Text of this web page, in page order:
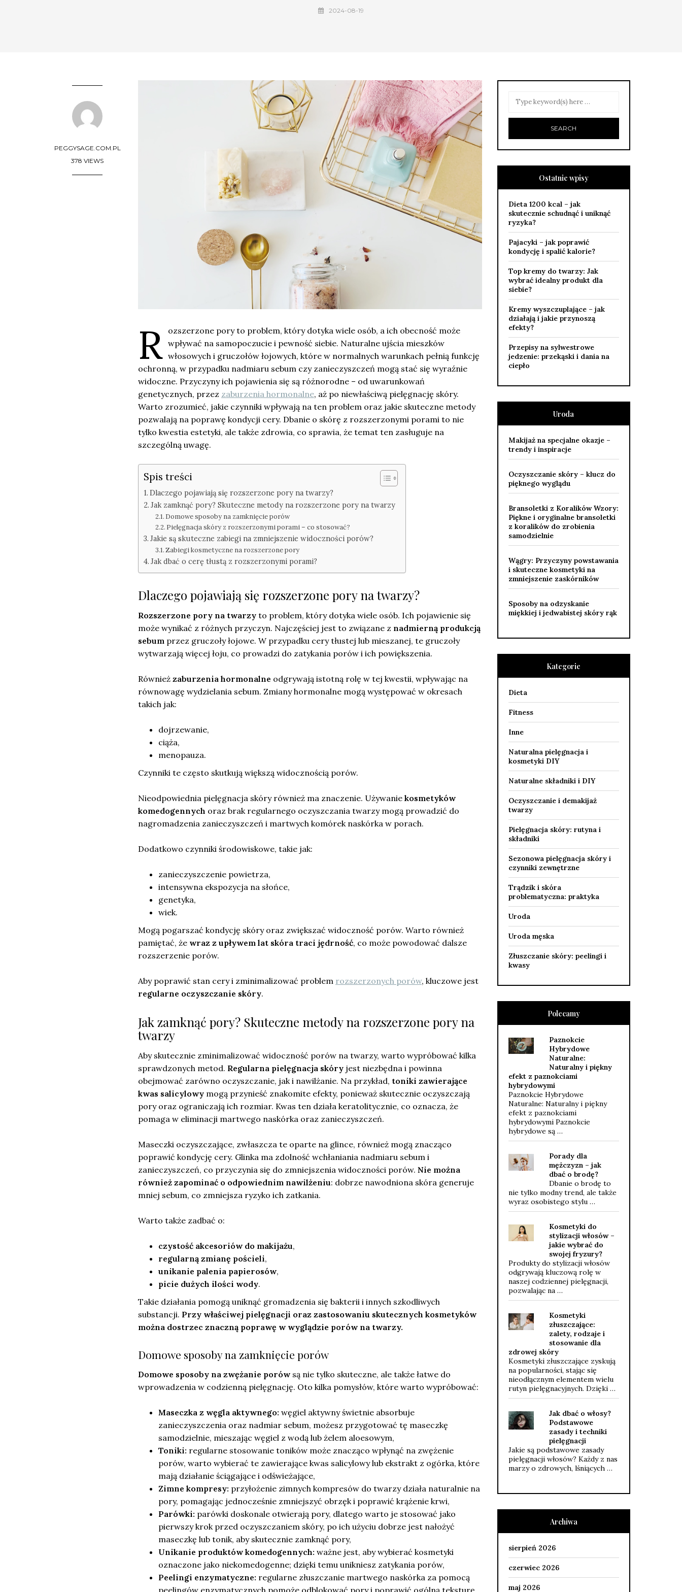
2024-08-19
PEGGYSAGE.COM.PL
378 VIEWS
R ozszerzone pory to problem, który dotyka wiele osób, a ich obecność może
wpływać na samopoczucie i pewność siebie. Naturalne ujścia mieszków
włosowych i gruczołów łojowych, które w normalnych warunkach pełnią funkcję
ochronną, w przypadku nadmiaru sebum czy zanieczyszczeń mogą stać się wyraźnie
widoczne. Przyczyny ich pojawienia się są różnorodne – od uwarunkowań
genetycznych, przez zaburzenia hormonalne, aż po niewłaściwą pielęgnację skóry.
Warto zrozumieć, jakie czynniki wpływają na ten problem oraz jakie skuteczne metody
pozwalają na poprawę kondycji cery. Dbanie o skórę z rozszerzonymi porami to nie
tylko kwestia estetyki, ale także zdrowia, co sprawia, że temat ten zasługuje na
szczególną uwagę.
Spis treści
Dlaczego pojawiają się rozszerzone pory na twarzy?
Jak zamknąć pory? Skuteczne metody na rozszerzone pory na twarzy
Domowe sposoby na zamknięcie porów
Pielęgnacja skóry z rozszerzonymi porami – co stosować?
Jakie są skuteczne zabiegi na zmniejszenie widoczności porów?
Zabiegi kosmetyczne na rozszerzone pory
Jak dbać o cerę tłustą z rozszerzonymi porami?
Dlaczego pojawiają się rozszerzone pory na twarzy?
Rozszerzone pory na twarzy to problem, który dotyka wiele osób. Ich pojawienie się
może wynikać z różnych przyczyn. Najczęściej jest to związane z nadmierną produkcją
sebum przez gruczoły łojowe. W przypadku cery tłustej lub mieszanej, te gruczoły
wytwarzają więcej łoju, co prowadzi do zatykania porów i ich powiększenia.
Również zaburzenia hormonalne odgrywają istotną rolę w tej kwestii, wpływając na
równowagę wydzielania sebum. Zmiany hormonalne mogą występować w okresach
takich jak:
dojrzewanie,
ciąża,
menopauza.
Czynniki te często skutkują większą widocznością porów.
Nieodpowiednia pielęgnacja skóry również ma znaczenie. Używanie kosmetyków
komedogennych oraz brak regularnego oczyszczania twarzy mogą prowadzić do
nagromadzenia zanieczyszczeń i martwych komórek naskórka w porach.
Dodatkowo czynniki środowiskowe, takie jak:
zanieczyszczenie powietrza,
intensywna ekspozycja na słońce,
genetyka,
wiek.
Mogą pogarszać kondycję skóry oraz zwiększać widoczność porów. Warto również
pamiętać, że wraz z upływem lat skóra traci jędrność, co może powodować dalsze
rozszerzenie porów.
Aby poprawić stan cery i zminimalizować problem rozszerzonych porów, kluczowe jest
regularne oczyszczanie skóry.
Jak zamknąć pory? Skuteczne metody na rozszerzone pory na
twarzy
Aby skutecznie zminimalizować widoczność porów na twarzy, warto wypróbować kilka
sprawdzonych metod. Regularna pielęgnacja skóry jest niezbędna i powinna
obejmować zarówno oczyszczanie, jak i nawilżanie. Na przykład, toniki zawierające
kwas salicylowy mogą przynieść znakomite efekty, ponieważ skutecznie oczyszczają
pory oraz ograniczają ich rozmiar. Kwas ten działa keratolitycznie, co oznacza, że
pomaga w eliminacji martwego naskórka oraz zanieczyszczeń.
Maseczki oczyszczające, zwłaszcza te oparte na glince, również mogą znacząco
poprawić kondycję cery. Glinka ma zdolność wchłaniania nadmiaru sebum i
zanieczyszczeń, co przyczynia się do zmniejszenia widoczności porów. Nie można
również zapominać o odpowiednim nawilżeniu: dobrze nawodniona skóra generuje
mniej sebum, co zmniejsza ryzyko ich zatkania.
Warto także zadbać o:
czystość akcesoriów do makijażu,
regularną zmianę pościeli,
unikanie palenia papierosów,
picie dużych ilości wody.
Takie działania pomogą uniknąć gromadzenia się bakterii i innych szkodliwych
substancji. Przy właściwej pielęgnacji oraz zastosowaniu skutecznych kosmetyków
można dostrzec znaczną poprawę w wyglądzie porów na twarzy.
Domowe sposoby na zamknięcie porów
Domowe sposoby na zwężanie porów są nie tylko skuteczne, ale także łatwe do
wprowadzenia w codzienną pielęgnację. Oto kilka pomysłów, które warto wypróbować:
Maseczka z węgla aktywnego: węgiel aktywny świetnie absorbuje
zanieczyszczenia oraz nadmiar sebum, możesz przygotować tę maseczkę
samodzielnie, mieszając węgiel z wodą lub żelem aloesowym,
Toniki: regularne stosowanie toników może znacząco wpłynąć na zwężenie
porów, warto wybierać te zawierające kwas salicylowy lub ekstrakt z ogórka, które
mają działanie ściągające i odświeżające,
Zimne kompresy: przyłożenie zimnych kompresów do twarzy działa naturalnie na
pory, pomagając jednocześnie zmniejszyć obrzęk i poprawić krążenie krwi,
Parówki: parówki doskonale otwierają pory, dlatego warto je stosować jako
pierwszy krok przed oczyszczaniem skóry, po ich użyciu dobrze jest nałożyć
maseczkę lub tonik, aby skutecznie zamknąć pory,
Unikanie produktów komedogennych: ważne jest, aby wybierać kosmetyki
oznaczone jako niekomedogenne; dzięki temu unikniesz zatykania porów,
Peelingi enzymatyczne: regularne złuszczanie martwego naskórka za pomocą
Ostatnie wpisy
Dieta 1200 kcal – jak
skutecznie schudnąć i uniknąć
ryzyka?
Pajacyki – jak poprawić
kondycję i spalić kalorie?
Top kremy do twarzy: Jak
wybrać idealny produkt dla
siebie?
Kremy wyszczuplające – jak
działają i jakie przynoszą
efekty?
Przepisy na sylwestrowe
jedzenie: przekąski i dania na
ciepło
Uroda
Makijaż na specjalne okazje –
trendy i inspiracje
Oczyszczanie skóry – klucz do
pięknego wyglądu
Bransoletki z Koralików Wzory:
Piękne i oryginalne bransoletki
z koralików do zrobienia
samodzielnie
Wągry: Przyczyny powstawania
i skuteczne kosmetyki na
zmniejszenie zaskórników
Sposoby na odzyskanie
miękkiej i jedwabistej skóry rąk
Kategorie
Dieta
Fitness
Inne
Naturalna pielęgnacja i
kosmetyki DIY
Naturalne składniki i DIY
Oczyszczanie i demakijaż
twarzy
Pielęgnacja skóry: rutyna i
składniki
Sezonowa pielęgnacja skóry i
czynniki zewnętrzne
Trądzik i skóra
problematyczna: praktyka
Uroda
Uroda męska
Złuszczanie skóry: peelingi i
kwasy
Polecamy
Paznokcie
Hybrydowe
Naturalne:
Naturalny i piękny
efekt z paznokciami
hybrydowymi
Paznokcie Hybrydowe
Naturalne: Naturalny i piękny
efekt z paznokciami
hybrydowymi Paznokcie
hybrydowe są …
Porady dla
mężczyzn – jak
dbać o brodę?
Dbanie o brodę to
nie tylko modny trend, ale także
wyraz osobistego stylu …
Kosmetyki do
stylizacji włosów –
jakie wybrać do
swojej fryzury?
Produkty do stylizacji włosów
odgrywają kluczową rolę w
naszej codziennej pielęgnacji,
pozwalając na …
Kosmetyki
złuszczające:
zalety, rodzaje i
stosowanie dla
zdrowej skóry
Kosmetyki złuszczające zyskują
na popularności, stając się
nieodłącznym elementem wielu
rutyn pielęgnacyjnych. Dzięki …
Jak dbać o włosy?
Podstawowe
zasady i techniki
pielęgnacji
Jakie są podstawowe zasady
pielęgnacji włosów? Każdy z nas
marzy o zdrowych, lśniących …
Archiwa
sierpień 2026
czerwiec 2026
maj 2026